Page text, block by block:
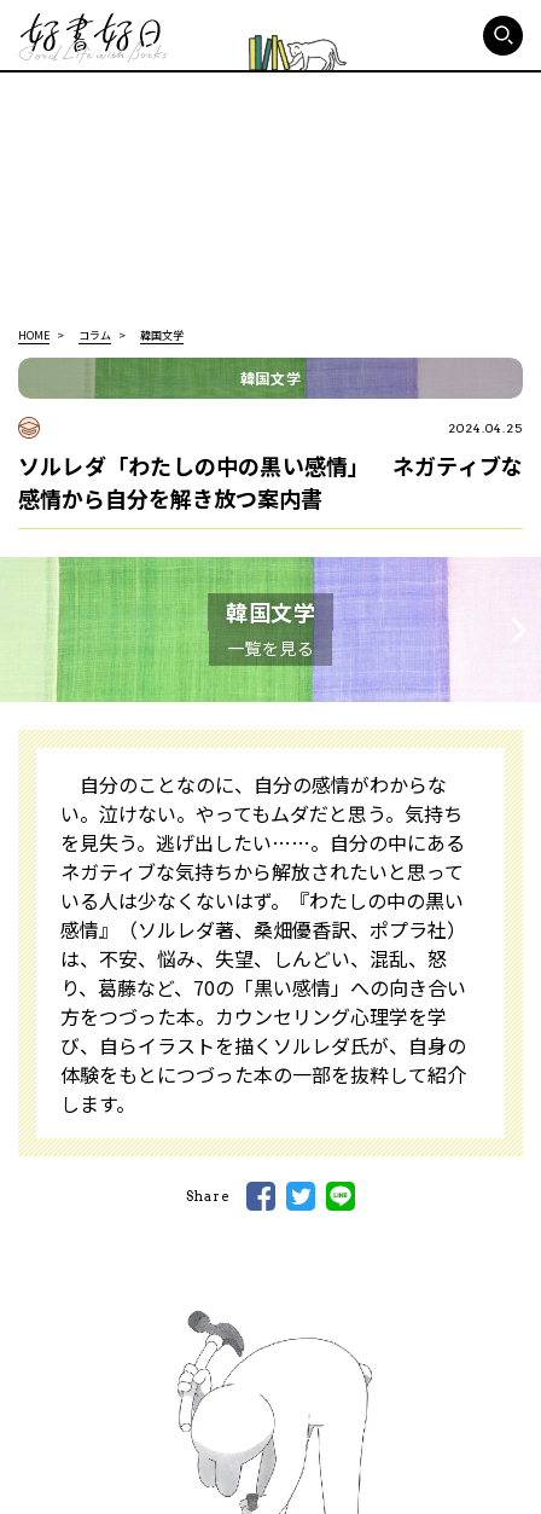
HOME コラム 韓国文学
韓国文学
2024.04.25
ソルレダ「わたしの中の黒い感情」 ネガティブな
感情から自分を解き放つ案内書
韓国文学
一覧を見る
自分のことなのに、自分の感情がわからな
い。泣けない。やってもムダだと思う。気持ち
を見失う。逃げ出したい……。自分の中にある
ネガティブな気持ちから解放されたいと思って
いる人は少なくないはず。『わたしの中の黒い
感情』（ソルレダ著、桑畑優香訳、ポプラ社）
は、不安、悩み、失望、しんどい、混乱、怒
り、葛藤など、70の「黒い感情」への向き合い
方をつづった本。カウンセリング心理学を学
び、自らイラストを描くソルレダ氏が、自身の
体験をもとにつづった本の一部を抜粋して紹介
します。
Share